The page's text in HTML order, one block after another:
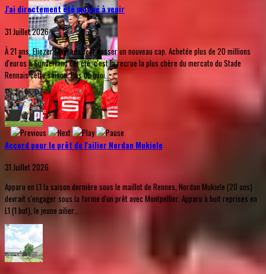
J'ai directement été motivé à venir
31 Juillet 2026
À 21 ans, Eliezer Mayenda veut passer un nouveau cap. Achetée plus de 20 millions
d'euros à Sunderland cet été, c'est la recrue la plus chère du mercato du Stade
Rennais cette saison. Pas de quoi...
Accord pour le prêt de l'ailier Nordan Mukiele
31 Juillet 2026
Apparu en L1 la saison dernière sous le maillot de Rennes, Nordan Mukiele (20 ans)
devrait s'engager sous la forme d'un prêt avec Montpellier. Apparu à huit reprises en
L1 (1 but), le jeune ailier...